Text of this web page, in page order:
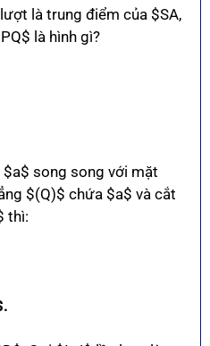
lượt là trung điểm của $SA,
là hình gì?
song song với mặt
$(Q)$ chứa $a$ và cắt
thì: